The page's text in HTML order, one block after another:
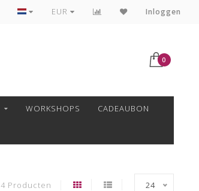
VEILIG BETALEN MET MOLLIE!
EUR Inloggen
0
WORKSHOPS CADEAUBON
4 Producten 24